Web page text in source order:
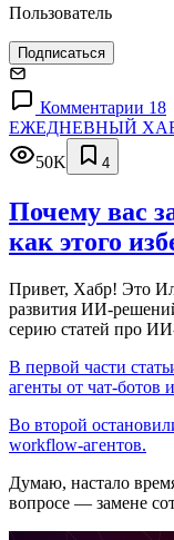
Пользователь
Подписаться
Комментарии 18
ЕЖЕДНЕВНЫЙ
50K
4
Почему вас
как этого
Привет, Хабр! Это
развития ИИ-
серию статей про
В первой части
агенты от чат-ботов
Во второй
workflow-агентов.
Думаю, настало
вопросе — замене